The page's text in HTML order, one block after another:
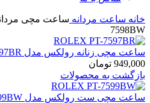
خانه ساعت مردانه
7598BW
ساعت مچی زنانه رولکس مدل ROLEX PT-7597BR
949,000 تومان
بازگشت به محصولات
ساعت مچی ست رولکس مدل ROLEX PT-7599BW